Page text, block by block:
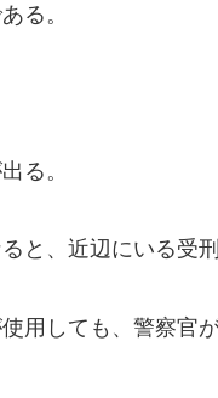
る。
る。
、近辺にいる受
しても、警察官